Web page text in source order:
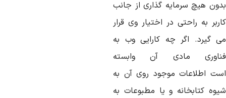
هیچ سرمایه گذاری از
جانب
به راحتی دراختیار وی
قرار
گیرد. اگر چه کارایی وب
به
مادی آن
وابسته
اطلاعات موجود روی آن
به
کتابخانه یا مطبوعات
به